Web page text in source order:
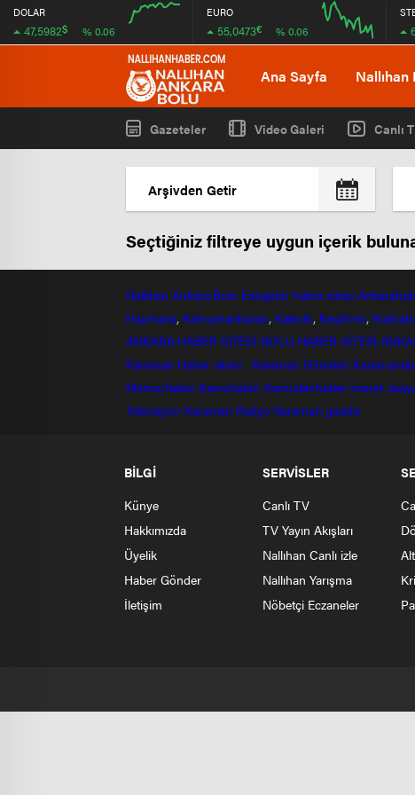
DOLAR
47,5982$ % 0.06
08:00
EURO
55,0473€ % 0.06
Ana Sayfa
Gazeteler Video Galeri Canlı
Seçtiğiniz filtreye uygun içerik
Nallıhan Ankara Bolu Eskişehir haber sitesi
Haymana, Kahramankazan, Kalecik, Keçiören,
ANKARA HABER SİTESİ BOLU HABER SİTESİ
Karaman Haber sitesi
Karaman Gündem
Memurhaber Kamuhaber Kamudanhaber imaret
Televizyon Karaman Radyo Karaman gazete
BİLGİ
Künye
Hakkımızda
Üyelik
Haber Gönder
İletişim
SERVİSLER
Canlı TV
TV Yayın Akışları
Nallıhan Canlı izle
Nallıhan Yarışma
Nöbetçi Eczaneler